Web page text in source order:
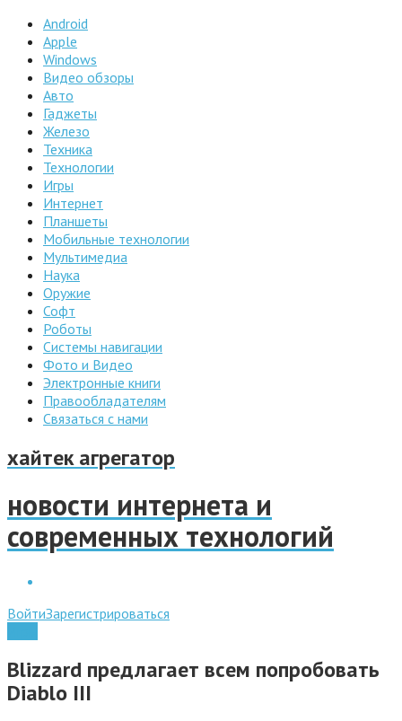
Android
Apple
Windows
Видео обзоры
Авто
Гаджеты
Железо
Техника
Технологии
Игры
Интернет
Планшеты
Мобильные технологии
Мультимедиа
Наука
Оружие
Софт
Роботы
Системы навигации
Фото и Видео
Электронные книги
Правообладателям
Связаться с нами
хайтек агрегатор
новости интернета и
современных технологий
ВойтиЗарегистрироваться
Blizzard предлагает всем попробовать
Diablo III